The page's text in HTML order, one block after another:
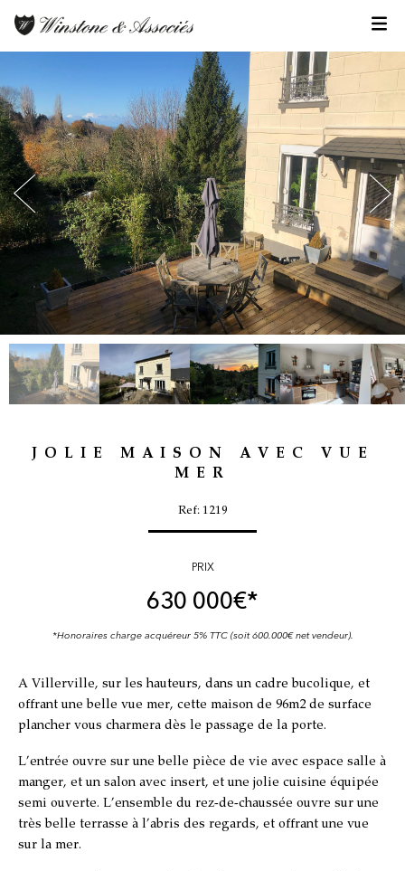
JOLIE MAISON AVEC VUE
MER
Ref: 1219
PRIX
630 000€*
*Honoraires charge acquéreur 5% TTC (soit 600.000€ net vendeur).
A Villerville, sur les hauteurs, dans un cadre bucolique, et
offrant une belle vue mer, cette maison de 96m2 de surface
plancher vous charmera dès le passage de la porte.
L’entrée ouvre sur une belle pièce de vie avec espace salle à
manger, et un salon avec insert, et une jolie cuisine équipée
semi ouverte. L’ensemble du rez-de-chaussée ouvre sur une
très belle terrasse à l’abris des regards, et offrant une vue
sur la mer.